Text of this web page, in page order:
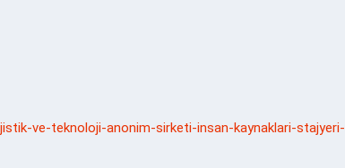
ve-teknoloji-anonim-sirketi-insan-kaynaklari-stajyeri-